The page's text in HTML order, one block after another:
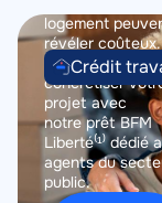
Image
Imagelogement
révéler coûteux.
Nous vous
concrétiser
projet avec
notre prêt BFM
Liberté⁽¹⁾ dédié
agents du
public.
Catégorie
du
produit
Crédit